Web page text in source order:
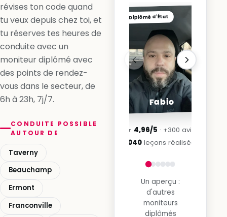
révises ton code quand
tu veux depuis chez toi, et
tu réserves tes heures de
conduite avec un
moniteur diplômé avec
des points de rendez-
vous dans le secteur, de
6h à 23h, 7j/7.
CONDUITE POSSIBLE
AUTOUR DE
Taverny
Beauchamp
Ermont
Franconville
Diplômé d'État
Fabio
★ 4,96/5 · +300 avis
3 040leçons réalisées
Un aperçu :
d'autres
moniteurs
diplômés